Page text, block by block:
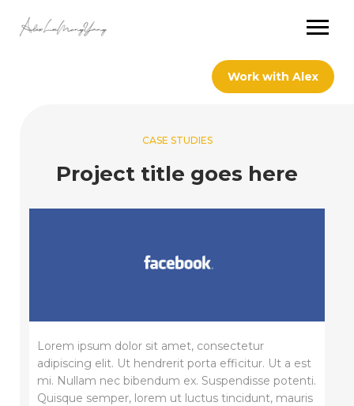
Work with Alex
CASE STUDIES
Project title goes here
Lorem ipsum dolor sit amet, consectetur
adipiscing elit. Ut hendrerit porta efficitur. Ut a est
mi. Nullam nec bibendum ex. Suspendisse potenti.
Quisque semper, lorem ut luctus tincidunt, mauris